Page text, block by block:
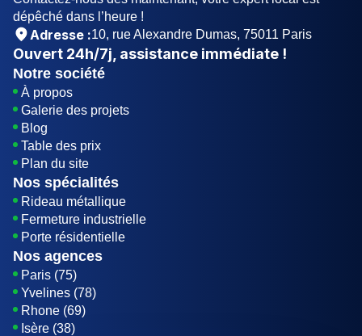
dépêché dans l’heure !
Adresse :10, rue Alexandre Dumas, 75011 Paris
Ouvert 24h/7j , assistance immédiate !
Notre société
À propos
Galerie des projets
Blog
Table des prix
Plan du site
Nos spécialités
Rideau métallique
Fermeture industrielle
Porte résidentielle
Nos agences
Paris (75)
Yvelines (78)
Rhone (69)
Isère (38)